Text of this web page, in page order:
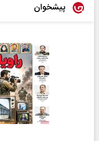
پیشخوان